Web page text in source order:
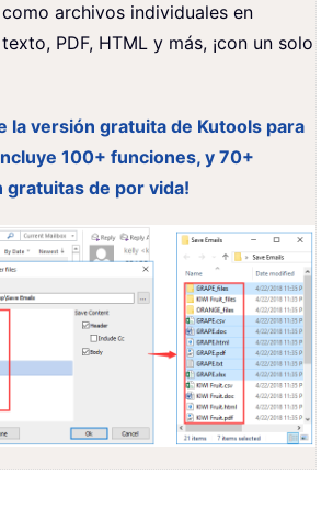
archivos individuales en
PDF, HTML y más, ¡con un solo
la versión gratuita de Kutools para
100+ funciones, y 70+
gratuitas de por vida!